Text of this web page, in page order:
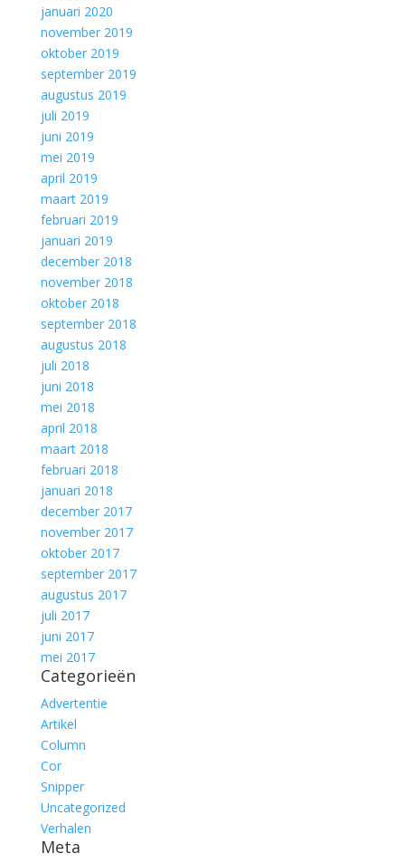
januari 2020
november 2019
oktober 2019
september 2019
augustus 2019
juli 2019
juni 2019
mei 2019
april 2019
maart 2019
februari 2019
januari 2019
december 2018
november 2018
oktober 2018
september 2018
augustus 2018
juli 2018
juni 2018
mei 2018
april 2018
maart 2018
februari 2018
januari 2018
december 2017
november 2017
oktober 2017
september 2017
augustus 2017
juli 2017
juni 2017
mei 2017
Categorieën
Advertentie
Artikel
Column
Cor
Snipper
Uncategorized
Verhalen
Meta